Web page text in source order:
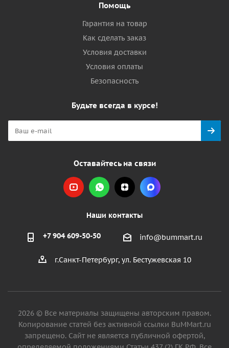
Помощь
Гарантия на товар
Как сделать заказ
Условия доставки
Условия оплаты
Безопасность
Будьте всегда в курсе!
Оставайтесь на связи
Наши контакты
+7 904 609-50-50 info@bummart.ru
г.Санкт-Петербург, ул. Бестужевская 10
2026 © Все материалы защищены авторским правом.
Копирование статей без активной ссылки BuMMart.ru
запрещено. Сайт не является публичной офертой,